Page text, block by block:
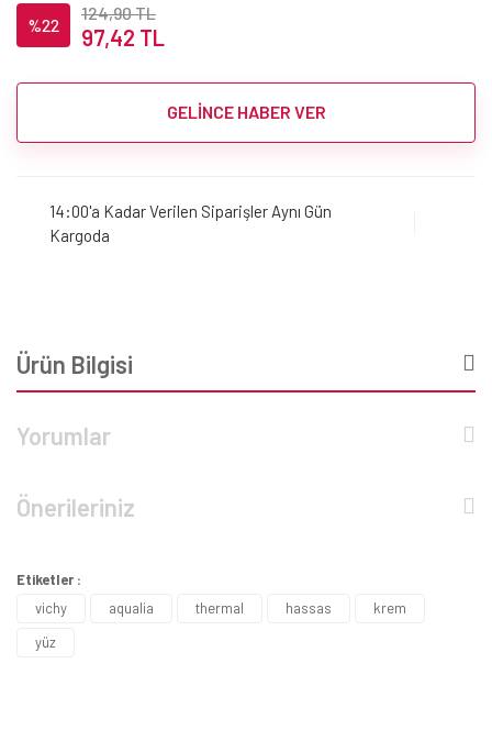
%22
124,90 TL
97,42 TL
GELİNCE HABER VER
14:00'a Kadar Verilen Siparişler Aynı Gün
Kargoda
Ürün Bilgisi
Yorumlar
Önerileriniz
Etiketler :
vichy
aqualia thermal hassas
krem
yüz